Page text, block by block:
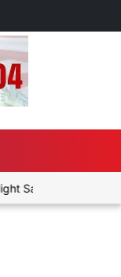
Focus